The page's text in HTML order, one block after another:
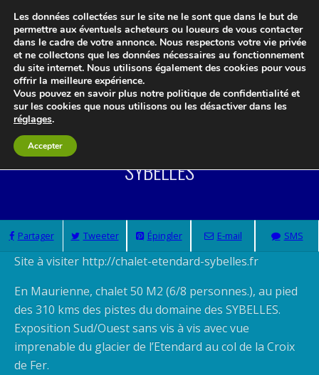
Le blog 3d-immo-visites
Location Chalet SUD SAVOIE Domaine Des
SYBELLES
Partager Tweeter Épingler E-mail SMS
Site à visiter http://chalet-etendard-sybelles.fr
En Maurienne, chalet 50 M2 (6/8 personnes.), au pied
des 310 kms des pistes du domaine des SYBELLES.
Exposition Sud/Ouest sans vis à vis avec vue
imprenable du glacier de l’Etendard au col de la Croix
de Fer.
Les données collectées sur le site ne le sont que dans le but de
permettre aux éventuels acheteurs ou loueurs de vous contacter
dans le cadre de votre annonce. Nous respectons votre vie privée
et ne collectons que les données nécessaires au fonctionnement
du site internet. Nous utilisons également des cookies pour vous
offrir la meilleure expérience.
Vous pouvez en savoir plus notre politique de confidentialité et
sur les cookies que nous utilisons ou les désactiver dans les
réglages.
Accepter